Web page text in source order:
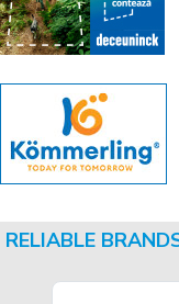
RELIABLE